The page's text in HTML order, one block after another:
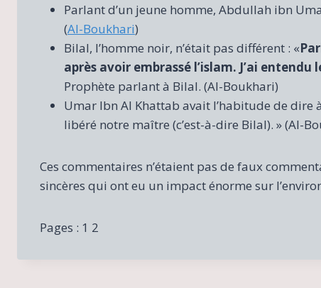
Parlant d’un jeune homme, Abdullah ibn
(Al-Boukhari)
Bilal, l’homme noir, n’était pas différent : «
après avoir embrassé l’islam. J’ai
Prophète parlant à Bilal. (Al-Boukhari)
Umar Ibn Al Khattab avait l’habitude de dire
libéré notre maître (c’est-à-dire Bilal). » (Al-
Ces commentaires n’étaient pas de faux
sincères qui ont eu un impact énorme sur
Pages : 1 2